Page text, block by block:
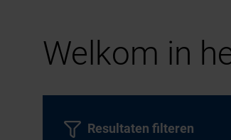
Welkom in
Resultaten filteren